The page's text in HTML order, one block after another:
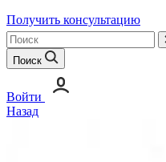
Получить консультацию
Поиск
Войти
Назад